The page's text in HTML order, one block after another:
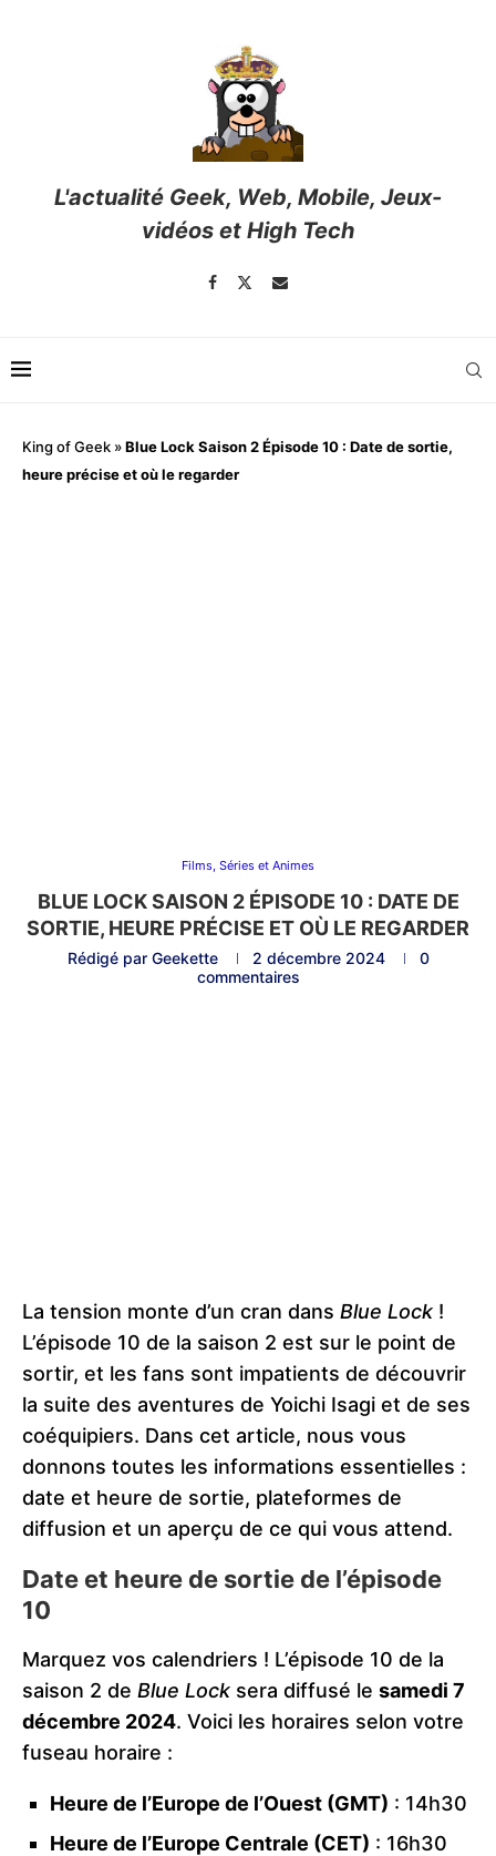
L'actualité Geek, Web, Mobile, Jeux-
vidéos et High Tech
King of Geek »Blue Lock Saison 2 Épisode 10 : Date de sortie,
heure précise et où le regarder
Films, Séries et Animes
BLUE LOCK SAISON 2 ÉPISODE 10 : DATE DE
SORTIE, HEURE PRÉCISE ET OÙ LE REGARDER
Rédigé par Geekette 2 décembre 2024
0
commentaires
La tension monte d’un cran dans Blue Lock !
L’épisode 10 de la saison 2 est sur le point de
sortir, et les fans sont impatients de découvrir
la suite des aventures de Yoichi Isagi et de ses
coéquipiers. Dans cet article, nous vous
donnons toutes les informations essentielles :
date et heure de sortie, plateformes de
diffusion et un aperçu de ce qui vous attend.
Date et heure de sortie de l’épisode
10
Marquez vos calendriers ! L’épisode 10 de la
saison 2 de Blue Lock sera diffusé le samedi 7
décembre 2024. Voici les horaires selon votre
fuseau horaire :
Heure de l’Europe de l’Ouest (GMT) : 14h30
Heure de l’Europe Centrale (CET) : 16h30